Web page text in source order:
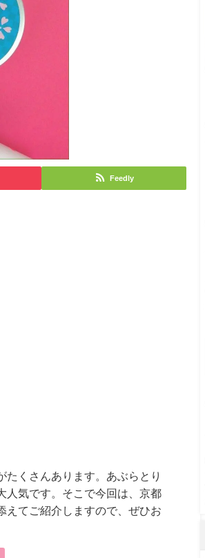
Feedly
くさんあります。あぶらとり
人気です。そこで今回は、京都
えてご紹介しますので、ぜひお